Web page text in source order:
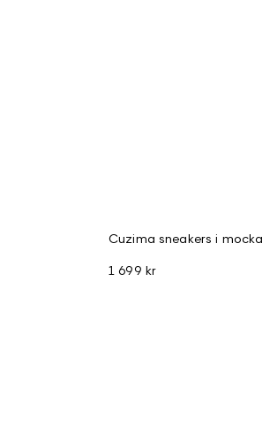
Cuzima sneakers i mocka
1 699 kr